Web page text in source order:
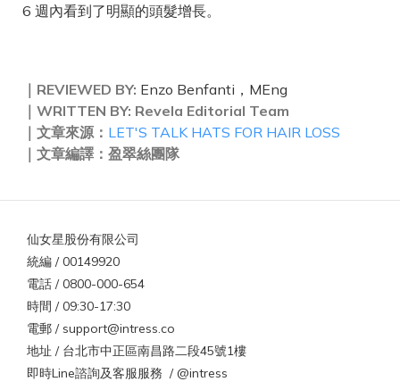
6 週內看到了明顯的頭髮增長。
｜REVIEWED BY: Enzo Benfanti，MEng
｜WRITTEN BY: Revela Editorial Team
｜文章來源： LET'S TALK HATS FOR HAIR LOSS
｜文章編譯：盈翠絲團隊
仙女星股份有限公司
統編 / 00149920
電話 / 0800-000-654
時間 / 09:30-17:30
電郵 / support@intress.co
地址 / 台北市中正區南昌路二段45號1樓
即時Line諮詢及客服服務 / @intress